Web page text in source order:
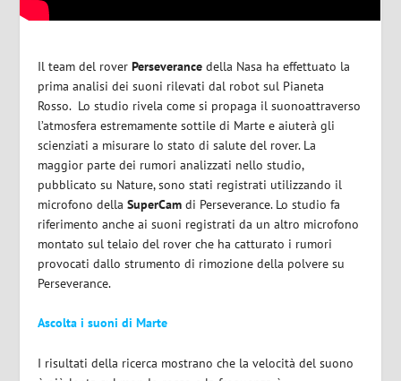
Il team del rover Perseverance della Nasa ha effettuato la
prima analisi dei suoni rilevati dal robot sul Pianeta
Rosso. Lo studio rivela come si propaga il suonoattraverso
l’atmosfera estremamente sottile di Marte e aiuterà gli
scienziati a misurare lo stato di salute del rover. La
maggior parte dei rumori analizzati nello studio,
pubblicato su Nature, sono stati registrati utilizzando il
microfono dellaSuperCam di Perseverance. Lo studio fa
riferimento anche ai suoni registrati da un altro microfono
montato sul telaio del rover che ha catturato i rumori
provocati dallo strumento di rimozione della polvere su
Perseverance.
Ascolta i suoni di Marte
I risultati della ricerca mostrano che la velocità del suono